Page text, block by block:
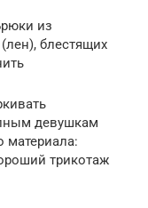
из
блестящих
девушкам
материала:
трикотаж